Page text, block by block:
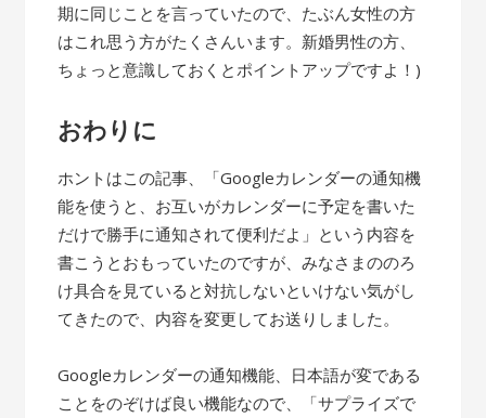
期に同じことを言っていたので、たぶん女性の方
はこれ思う方がたくさんいます。新婚男性の方、
ちょっと意識しておくとポイントアップですよ！)
おわりに
ホントはこの記事、「Googleカレンダーの通知機
能を使うと、お互いがカレンダーに予定を書いた
だけで勝手に通知されて便利だよ」という内容を
書こうとおもっていたのですが、みなさまののろ
け具合を見ていると対抗しないといけない気がし
てきたので、内容を変更してお送りしました。
Googleカレンダーの通知機能、日本語が変である
ことをのぞけば良い機能なので、「サプライズで